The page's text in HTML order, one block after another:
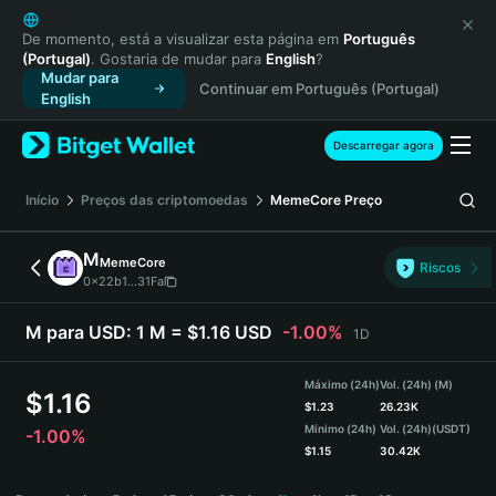
English
日本語
Tiếng Việt
Русский
Español (Latinoamérica)
Türkçe
Français
Deutsch
简体中文
繁體中文
Português (Portugal)
Bahasa Indonesia
ภาษาไทย
Español
Español (Argentina)
De momento, está a visualizar esta página em Português
(Portugal). Gostaria de mudar para English?
Mudar para
English
Continuar em Português (Portugal)
Descarregar agora
Início Preços das criptomoedas MemeCore Preço
MMemeCore
0x22b1...31Fa
Riscos
M para USD: 1 M = $1.16 USD -1.00% 1D
$1.16
-1.00%
Máximo (24h)
$1.23
Mínimo (24h)
$1.15
Vol. (24h) (M)
26.23K
Vol. (24h)(USDT)
30.42K